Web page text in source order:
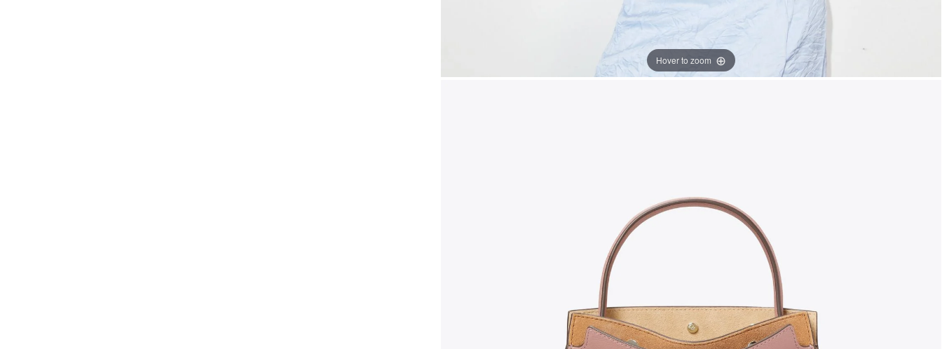
Hover to zoom